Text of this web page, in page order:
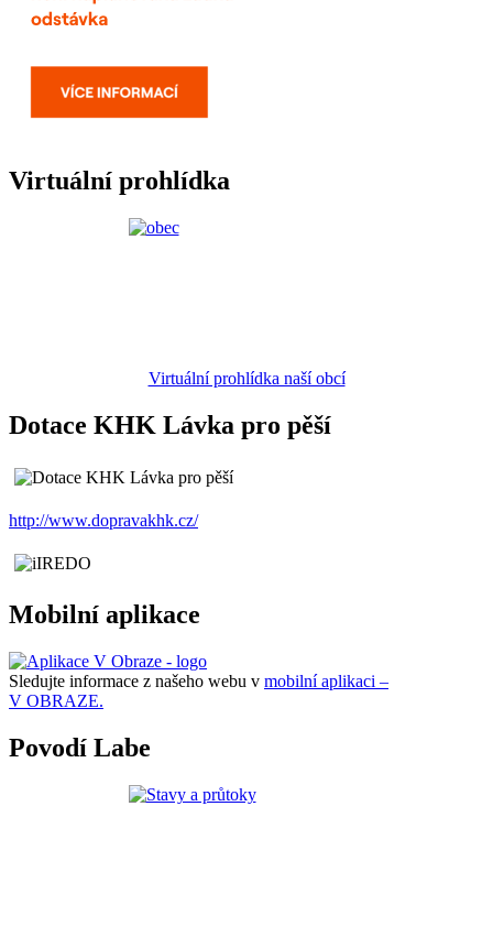
Virtuální prohlídka
Virtuální prohlídka naší obcí
Dotace KHK Lávka pro pěší
http://www.dopravakhk.cz/
Mobilní aplikace
Sledujte informace z našeho webu v mobilní aplikaci –
V OBRAZE.
Povodí Labe